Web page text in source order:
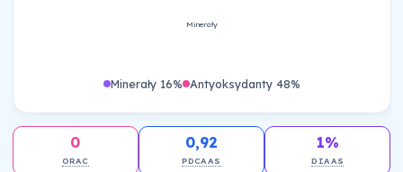
Minerały
Minerały 16% Antyoksydanty 48%
0
ORAC
0,92
PDCAAS
1%
DIAAS